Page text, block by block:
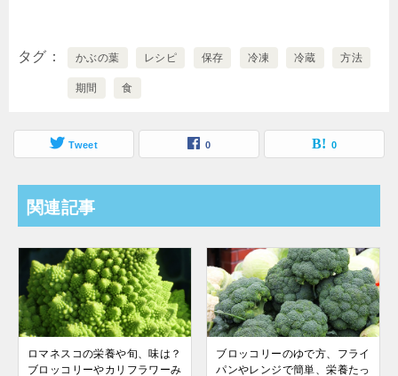
タグ かぶの葉 レシピ 保存 冷凍 冷蔵 方法
期間 食
Tweet 0 0
関連記事
ロマネスコの栄養や旬、味は？
ブロッコリーやカリフラワーみ
ブロッコリーのゆで方、フライ
パンやレンジで簡単、栄養たっ